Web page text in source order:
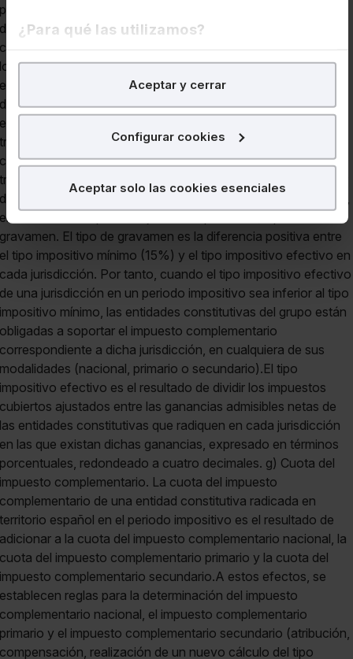
¿Para qué las utilizamos?
En Lefebvre utilizamos las cookies confines
para tratar demejorar tu experiencia
nuestra página web. También con fines publicitarios,
¿Qué puedes hacer?
Puedesaceptarlas cookies para que tu experiencia
en la web sea óptima
Puedesaceptar solo las esencialespara denegar
todas las cookies excepto aquellas imprescindibles.
También puedesconfigurar las cookies y seleccionar
solo aquellas que quieras permitir en tu navegador. Si
no seleccionas ninguna utilizaremos las que sean
indispensables para la navegación.
Saber más acerca de las cookies
Aceptar y cerrar
Configurar cookies
Aceptar solo las cookies esenciales